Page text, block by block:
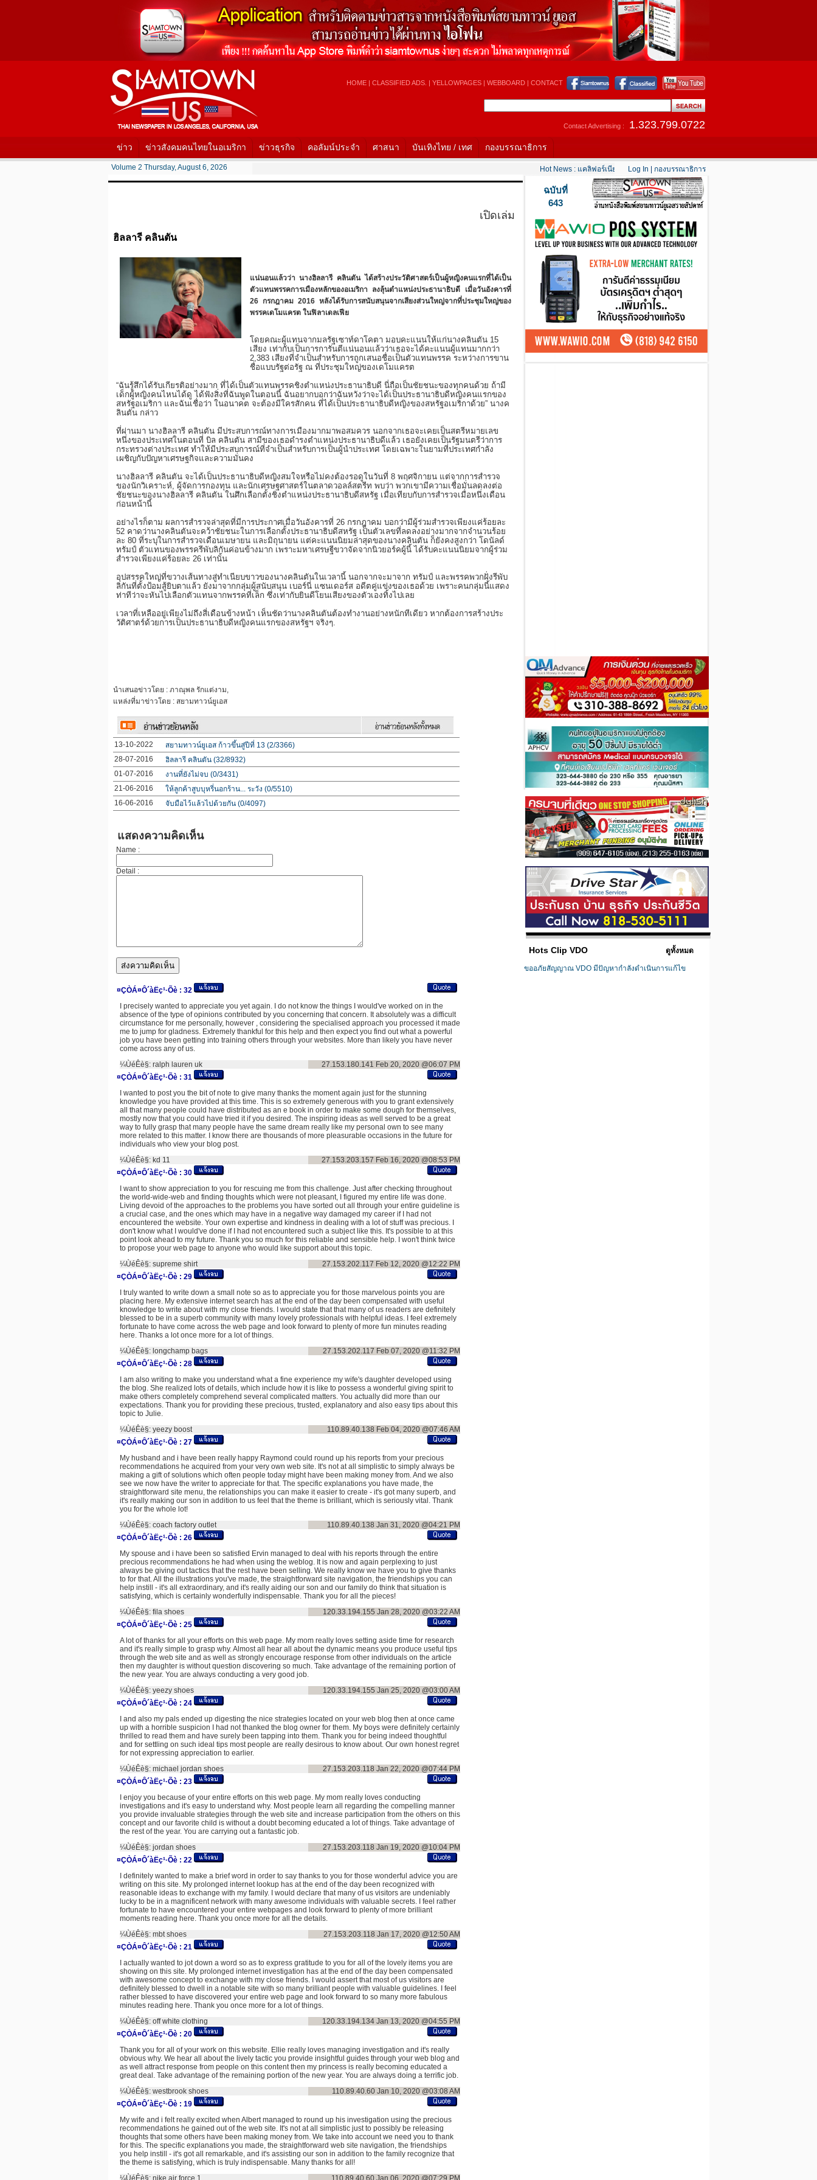
HOME| CLASSIFIED ADS. | YELLOWPAGES| WEBBOARD| CONTACT
Contact Advertising : 1.323.799.0722
ข่าว ข่าวสังคมคนไทยในอเมริกา ข่าวธุรกิจ คอลัมน์ประจำ ศาสนา บันเทิงไทย / เทศ กองบรรณาธิการ
Volume 2 Thursday, August 6, 2026 Hot News : แคลิฟอร์เนียใต้เริ่มคลายร้อน ....Hot News : เตือนอเมริกันในตะวันออกกลาง “เตรี
Log In กองบรรณาธิการ
เปิดเล่ม
ฮิลลารี คลินตัน
แน่นอนแล้วว่า นางฮิลลารี คลินตัน ได้สร้างประวัติศาสตร์เป็นผู้หญิงคนแรกที่ได้เป็น
ตัวแทนพรรคการเมืองหลักของอเมริกา ลงลุ้นตำแหน่งประธานาธิบดี เมื่อวันอังคารที่
26 กรกฎาคม 2016 หลังได้รับการสนับสนุนจากเสียงส่วนใหญ่จากที่ประชุมใหญ่ของ
พรรคเดโมแครต ในฟิลาเดลเฟีย
โดยคณะผู้แทนจากมลรัฐเซาท์ดาโคตา มอบคะแนนให้แก่นางคลินตัน 15
เสียง เท่ากับเป็นการการันตีแน่นอนแล้วว่าเธอจะได้คะแนนผู้แทนมากกว่า
2,383 เสียงที่จำเป็นสำหรับการถูกเสนอชื่อเป็นตัวแทนพรรค ระหว่างการขาน
ชื่อแบบรัฐต่อรัฐ ณ ที่ประชุมใหญ่ของเดโมแครต
“ฉันรู้สึกได้รับเกียรติอย่างมาก ที่ได้เป็นตัวแทนพรรคชิงตำแหน่งประธานาธิบดี นี่ถือเป็นชัยชนะของทุกคนด้วย ถ้ามี
เด็กผู้หญิงคนไหนได้ดู ได้ฟังสิ่งที่ฉันพูดในตอนนี้ ฉันอยากบอกว่าฉันหวังว่าจะได้เป็นประธานาธิบดีหญิงคนแรกของ
สหรัฐอเมริกา และฉันเชื่อว่า ในอนาคต จะต้องมีใครสักคน ที่ได้เป็นประธานาธิบดีหญิงของสหรัฐอเมริกาด้วย” นางค
ลินตัน กล่าว
ที่ผ่านมา นางฮิลลารี คลินตัน มีประสบการณ์ทางการเมืองมากมาพอสมควร นอกจากเธอจะเคยเป็นสตรีหมายเลข
หนึ่งของประเทศในตอนที่ บิล คลินตัน สามีของเธอดำรงตำแหน่งประธานาธิบดีแล้ว เธอยังเคยเป็นรัฐมนตรีว่าการ
กระทรวงต่างประเทศ ทำให้มีประสบการณ์ที่จำเป็นสำหรับการเป็นผู้นำประเทศ โดยเฉพาะในยามที่ประเทศกำลัง
เผชิญกับปัญหาเศรษฐกิจและความมั่นคง
นางฮิลลารี คลินตัน จะได้เป็นประธานาธิบดีหญิงสมใจหรือไม่คงต้องรอดูในวันที่ 8 พฤศจิกายน แต่จากการสำรวจ
ของนักวิเคราะห์, ผู้จัดการกองทุน และนักเศรษฐศาสตร์ในตลาดวอลล์สตรีท พบว่า พวกเขามีความเชื่อมั่นลดลงต่อ
ชัยชนะของนางฮิลลารี คลินตัน ในศึกเลือกตั้งชิงตำแหน่งประธานาธิบดีสหรัฐ เมื่อเทียบกับการสำรวจเมื่อหนึ่งเดือน
ก่อนหน้านี้
อย่างไรก็ตาม ผลการสำรวจล่าสุดที่มีการประกาศเมื่อวันอังคารที่ 26 กรกฎาคม บอกว่ามีผู้ร่วมสำรวจเพียงแค่ร้อยละ
52 คาดว่านางคลินตันจะคว้าชัยชนะในการเลือกตั้งประธานาธิบดีสหรัฐ เป็นตัวเลขที่ลดลงอย่างมากจากจำนวนร้อย
ละ 80 ที่ระบุในการสำรวจเดือนเมษายน และมิถุนายน แต่คะแนนนิยมล่าสุดของนางคลินตัน ก็ยังคงสูงกว่า โดนัลด์
ทรัมป์ ตัวแทนของพรรครีพับลิกันค่อนข้างมาก เพราะมหาเศรษฐีขวาจัดจากนิวยอร์คผู้นี้ ได้รับคะแนนนิยมจากผู้ร่วม
สำรวจเพียงแค่ร้อยละ 26 เท่านั้น
อุปสรรคใหญ่ที่ขวางเส้นทางสู่ทำเนียบขาวของนางคลินตันในเวลานี้ นอกจากจะมาจาก ทรัมป์ และพรรคพวกฝั่งรีพับ
ลิกันที่ตั้งป้อมสู้ยิบตาแล้ว ยังมาจากกลุ่มผู้สนับสนุน เบอร์นี่ แซนเดอร์ส อดีตคู่แข่งของเธอด้วย เพราะคนกลุ่มนี้แสดง
ท่าทีว่าจะหันไปเลือกตัวแทนจากพรรคที่เล็ก ซึ่งเท่ากับยินดีโยนเสียงของตัวเองทิ้งไปเลย
เวลาที่เหลืออยู่เพียงไม่ถึงสี่เดือนข้างหน้า เห็นชัดว่านางคลินตันต้องทำงานอย่างหนักทีเดียว หากต้องการสร้างประ
วัติศาตร์ด้วยการเป็นประธานาธิบดีหญิงคนแรกของสหรัฐฯ จริงๆ.
นำเสนอข่าวโดย : ภาณุพล รักแต่งาม,
แหล่งที่มาข่าวโดย : สยามทาวน์ยูเอส
13-10-2022
สยามทาวน์ยูเอส ก้าวขึ้นสู่ปีที่ 13 (2/3366)
28-07-2016
ฮิลลารี คลินตัน (32/8932)
01-07-2016
งานที่ยังไม่จบ (0/3431)
21-06-2016
ให้ลูกค้าสูบบุหรี่นอกร้าน... ระวัง (0/5510)
16-06-2016
จับมือไว้แล้วไปด้วยกัน (0/4097)
แสดงความคิดเห็น
Name :
Detail :
¤ÇÒÁ¤Ô´àËç¹·Õè : 32
I precisely wanted to appreciate you yet again. I do not know the things I would've worked on in the
absence of the type of opinions contributed by you concerning that concern. It absolutely was a difficult
circumstance for me personally, however , considering the specialised approach you processed it made
me to jump for gladness. Extremely thankful for this help and then expect you find out what a powerful
job you have been getting into training others through your websites. More than likely you have never
come across any of us.
¼ÙéÊè§: ralph lauren uk 27.153.180.141 Feb 20, 2020 @06:07 PM
¤ÇÒÁ¤Ô´àËç¹·Õè : 31
I wanted to post you the bit of note to give many thanks the moment again just for the stunning
knowledge you have provided at this time. This is so extremely generous with you to grant extensively
all that many people could have distributed as an e book in order to make some dough for themselves,
mostly now that you could have tried it if you desired. The inspiring ideas as well served to be a great
way to fully grasp that many people have the same dream really like my personal own to see many
more related to this matter. I know there are thousands of more pleasurable occasions in the future for
individuals who view your blog post.
¼ÙéÊè§: kd 11 27.153.203.157 Feb 16, 2020 @08:53 PM
¤ÇÒÁ¤Ô´àËç¹·Õè : 30
I want to show appreciation to you for rescuing me from this challenge. Just after checking throughout
the world-wide-web and finding thoughts which were not pleasant, I figured my entire life was done.
Living devoid of the approaches to the problems you have sorted out all through your entire guideline is
a crucial case, and the ones which may have in a negative way damaged my career if I had not
encountered the website. Your own expertise and kindness in dealing with a lot of stuff was precious. I
don't know what I would've done if I had not encountered such a subject like this. It's possible to at this
point look ahead to my future. Thank you so much for this reliable and sensible help. I won't think twice
to propose your web page to anyone who would like support about this topic.
¼ÙéÊè§: supreme shirt 27.153.202.117 Feb 12, 2020 @12:22 PM
¤ÇÒÁ¤Ô´àËç¹·Õè : 29
I truly wanted to write down a small note so as to appreciate you for those marvelous points you are
placing here. My extensive internet search has at the end of the day been compensated with useful
knowledge to write about with my close friends. I would state that that many of us readers are definitely
blessed to be in a superb community with many lovely professionals with helpful ideas. I feel extremely
fortunate to have come across the web page and look forward to plenty of more fun minutes reading
here. Thanks a lot once more for a lot of things.
¼ÙéÊè§: longchamp bags 27.153.202.117 Feb 07, 2020 @11:32 PM
¤ÇÒÁ¤Ô´àËç¹·Õè : 28
I am also writing to make you understand what a fine experience my wife's daughter developed using
the blog. She realized lots of details, which include how it is like to possess a wonderful giving spirit to
make others completely comprehend several complicated matters. You actually did more than our
expectations. Thank you for providing these precious, trusted, explanatory and also easy tips about this
topic to Julie.
¼ÙéÊè§: yeezy boost 110.89.40.138 Feb 04, 2020 @07:46 AM
¤ÇÒÁ¤Ô´àËç¹·Õè : 27
My husband and i have been really happy Raymond could round up his reports from your precious
recommendations he acquired from your very own web site. It's not at all simplistic to simply always be
making a gift of solutions which often people today might have been making money from. And we also
see we now have the writer to appreciate for that. The specific explanations you have made, the
straightforward site menu, the relationships you can make it easier to create - it's got many superb, and
it's really making our son in addition to us feel that the theme is brilliant, which is seriously vital. Thank
you for the whole lot!
¼ÙéÊè§: coach factory outlet 110.89.40.138 Jan 31, 2020 @04:21 PM
¤ÇÒÁ¤Ô´àËç¹·Õè : 26
My spouse and i have been so satisfied Ervin managed to deal with his reports through the entire
precious recommendations he had when using the weblog. It is now and again perplexing to just
always be giving out tactics that the rest have been selling. We really know we have you to give thanks
to for that. All the illustrations you've made, the straightforward site navigation, the friendships you can
help instill - it's all extraordinary, and it's really aiding our son and our family do think that situation is
satisfying, which is certainly wonderfully indispensable. Thank you for all the pieces!
¼ÙéÊè§: fila shoes 120.33.194.155 Jan 28, 2020 @03:22 AM
¤ÇÒÁ¤Ô´àËç¹·Õè : 25
A lot of thanks for all your efforts on this web page. My mom really loves setting aside time for research
and it's really simple to grasp why. Almost all hear all about the dynamic means you produce useful tips
through the web site and as well as strongly encourage response from other individuals on the article
then my daughter is without question discovering so much. Take advantage of the remaining portion of
the new year. You are always conducting a very good job.
¼ÙéÊè§: yeezy shoes 120.33.194.155 Jan 25, 2020 @03:00 AM
¤ÇÒÁ¤Ô´àËç¹·Õè : 24
I and also my pals ended up digesting the nice strategies located on your web blog then at once came
up with a horrible suspicion I had not thanked the blog owner for them. My boys were definitely certainly
thrilled to read them and have surely been tapping into them. Thank you for being indeed thoughtful
and for settling on such ideal tips most people are really desirous to know about. Our own honest regret
for not expressing appreciation to earlier.
¼ÙéÊè§: michael jordan shoes 27.153.203.118 Jan 22, 2020 @07:44 PM
¤ÇÒÁ¤Ô´àËç¹·Õè : 23
I enjoy you because of your entire efforts on this web page. My mom really loves conducting
investigations and it's easy to understand why. Most people learn all regarding the compelling manner
you provide invaluable strategies through the web site and increase participation from the others on this
concept and our favorite child is without a doubt becoming educated a lot of things. Take advantage of
the rest of the year. You are carrying out a fantastic job.
¼ÙéÊè§: jordan shoes 27.153.203.118 Jan 19, 2020 @10:04 PM
¤ÇÒÁ¤Ô´àËç¹·Õè : 22
I definitely wanted to make a brief word in order to say thanks to you for those wonderful advice you are
writing on this site. My prolonged internet lookup has at the end of the day been recognized with
reasonable ideas to exchange with my family. I would declare that many of us visitors are undeniably
lucky to be in a magnificent network with many awesome individuals with valuable secrets. I feel rather
fortunate to have encountered your entire webpages and look forward to plenty of more brilliant
moments reading here. Thank you once more for all the details.
¼ÙéÊè§: mbt shoes 27.153.203.118 Jan 17, 2020 @12:50 AM
¤ÇÒÁ¤Ô´àËç¹·Õè : 21
I actually wanted to jot down a word so as to express gratitude to you for all of the lovely items you are
showing on this site. My prolonged internet investigation has at the end of the day been compensated
with awesome concept to exchange with my close friends. I would assert that most of us visitors are
definitely blessed to dwell in a notable site with so many brilliant people with valuable guidelines. I feel
rather blessed to have discovered your entire web page and look forward to so many more fabulous
minutes reading here. Thank you once more for a lot of things.
¼ÙéÊè§: off white clothing 120.33.194.134 Jan 13, 2020 @04:55 PM
¤ÇÒÁ¤Ô´àËç¹·Õè : 20
Thank you for all of your work on this website. Ellie really loves managing investigation and it's really
obvious why. We hear all about the lively tactic you provide insightful guides through your web blog and
as well attract response from people on this content then my princess is really becoming educated a
great deal. Take advantage of the remaining portion of the new year. You are always doing a terrific job.
¼ÙéÊè§: westbrook shoes 110.89.40.60 Jan 10, 2020 @03:08 AM
¤ÇÒÁ¤Ô´àËç¹·Õè : 19
My wife and i felt really excited when Albert managed to round up his investigation using the precious
recommendations he gained out of the web site. It's not at all simplistic just to possibly be releasing
thoughts that some others have been making money from. We take into account we need you to thank
for this. The specific explanations you made, the straightforward web site navigation, the friendships
you help instill - it's got all remarkable, and it's assisting our son in addition to the family recognize that
the theme is satisfying, which is truly indispensable. Many thanks for all!
¼ÙéÊè§: nike air force 1 110.89.40.60 Jan 06, 2020 @07:29 PM
ฉบับที่
643
Hots Clip VDO ดูทั้งหมด
ขออภัยสัญญาณ VDO มีปัญหากำลังดำเนินการแก้ไข